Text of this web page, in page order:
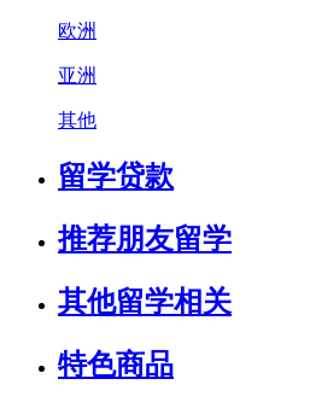
欧洲
亚洲
其他
留学贷款
推荐朋友留学
其他留学相关
特色商品